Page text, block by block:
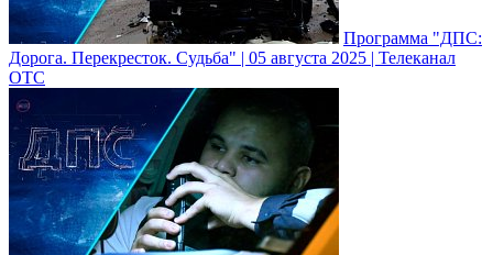
Программа "ДПС:
Дорога. Перекресток. Судьба" | 05 августа 2025 | Телеканал
ОТС